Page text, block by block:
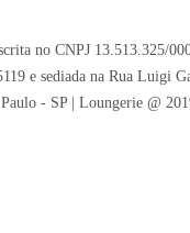
no CNPJ 13.513.325/
e sediada na Rua Luigi
- SP | Loungerie @